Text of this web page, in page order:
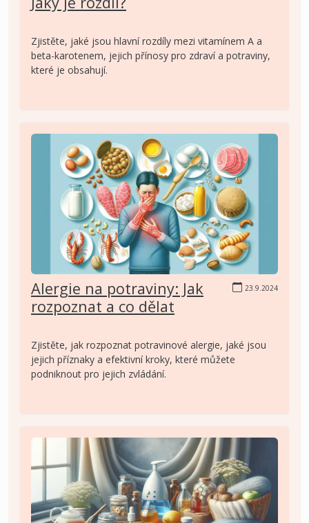
Zjistěte, jaké jsou hlavní rozdíly mezi vitamínem A a
beta-karotenem, jejich přínosy pro zdraví a potraviny,
které je obsahují.
23.9.2024
Alergie na potraviny: Jak
rozpoznat a co dělat
Zjistěte, jak rozpoznat potravinové alergie, jaké jsou
jejich příznaky a efektivní kroky, které můžete
podniknout pro jejich zvládání.